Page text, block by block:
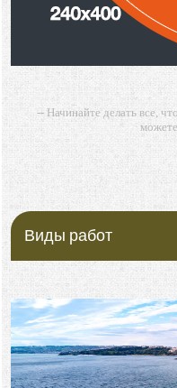
-- Начинайте делать все,
-- Все дело в мыслях.
управлять. И поэтому
-- Идите уверенно по
глупость. Из всех
-- Лучшее, что можно
мимо ушей. Он никогда не
-- Люблю давать советы
Виды работ